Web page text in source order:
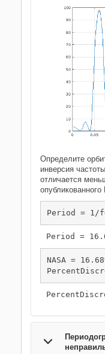
Определите
инверсия
отличается
Period = 1/
NASA =